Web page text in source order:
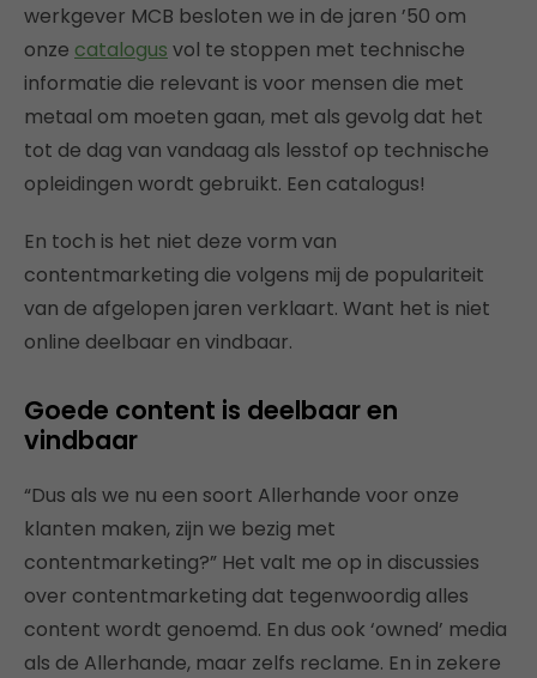
werkgever MCB besloten we in de jaren ’50 om
onze catalogus vol te stoppen met technische
informatie die relevant is voor mensen die met
metaal om moeten gaan, met als gevolg dat het
tot de dag van vandaag als lesstof op technische
opleidingen wordt gebruikt. Een catalogus!
En toch is het niet deze vorm van
contentmarketing die volgens mij de populariteit
van de afgelopen jaren verklaart. Want het is niet
online deelbaar en vindbaar.
Goede content is deelbaar en
vindbaar
“Dus als we nu een soort Allerhande voor onze
klanten maken, zijn we bezig met
contentmarketing?” Het valt me op in discussies
over contentmarketing dat tegenwoordig alles
content wordt genoemd. En dus ook ‘owned’ media
als de Allerhande, maar zelfs reclame. En in zekere